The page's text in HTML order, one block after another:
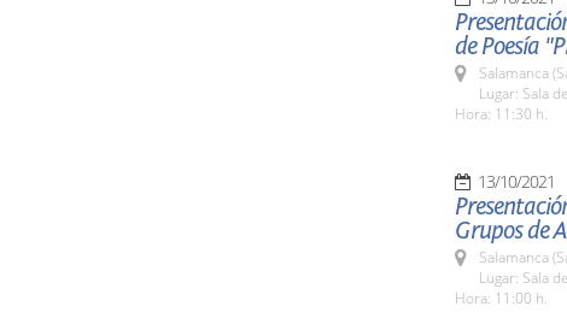
de Poesía
Salamanca
Lugar: Sala
Hora: 11:30 h.
13/10/2021
Grupos de
Salamanca
Lugar: Sala
Hora: 11:00 h.